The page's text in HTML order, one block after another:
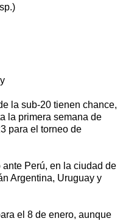
la sub-20 tienen chance,
la primera semana de
para el torneo de
Perú, en la ciudad de
Argentina, Uruguay y
el 8 de enero, aunque